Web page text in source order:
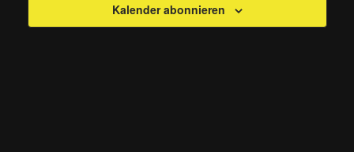
Kalender abonnieren